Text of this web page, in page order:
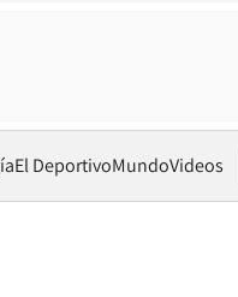
El DeportivoMundoVideos